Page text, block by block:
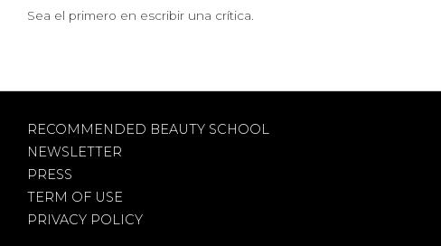
Sea el primero en escribir una crítica.
RECOMMENDED BEAUTY SCHOOL
NEWSLETTER
PRESS
TERM OF USE
PRIVACY POLICY